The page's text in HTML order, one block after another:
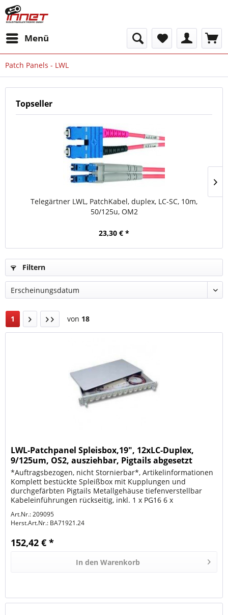
Menü
Patch Panels - LWL
Topseller
Telegärtner LWL, PatchKabel, duplex, LC-SC, 10m,
50/125u, OM2
23,30 € *
Filtern
1 von 18
LWL-Patchpanel Spleisbox,19", 12xLC-Duplex,
9/125um, OS2, ausziehbar, Pigtails abgesetzt
*Auftragsbezogen, nicht Stornierbar*, Artikelinformationen
Komplett bestückte Spleißbox mit Kupplungen und
durchgefärbten Pigtails Metallgehäuse tiefenverstellbar
Kabeleinführungen rückseitig, inkl. 1 x PG16 6 x
Art.Nr.: 209095
Herst.Art.Nr.: BA71921.24
152,42 € *
In den Warenkorb